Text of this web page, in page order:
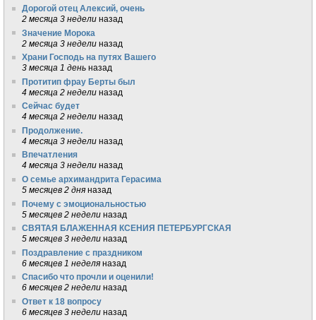
Дорогой отец Алексий, очень
2 месяца 3 недели назад
Значение Морока
2 месяца 3 недели назад
Храни Господь на путях Вашего
3 месяца 1 день назад
Протитип фрау Берты был
4 месяца 2 недели назад
Сейчас будет
4 месяца 2 недели назад
Продолжение.
4 месяца 3 недели назад
Впечатления
4 месяца 3 недели назад
О семье архимандрита Герасима
5 месяцев 2 дня назад
Почему с эмоциональностью
5 месяцев 2 недели назад
СВЯТАЯ БЛАЖЕННАЯ КСЕНИЯ ПЕТЕРБУРГСКАЯ
5 месяцев 3 недели назад
Поздравление с праздником
6 месяцев 1 неделя назад
Спасибо что прочли и оценили!
6 месяцев 2 недели назад
Ответ к 18 вопросу
6 месяцев 3 недели назад